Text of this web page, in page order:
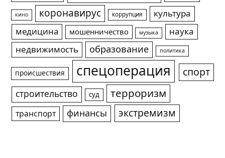
кино коронавирус коррупция
культура
медицина
мошенничество музыка
наука
недвижимость
образование политика
происшествия спецоперация спорт
строительство суд терроризм
транспорт финансы экстремизм